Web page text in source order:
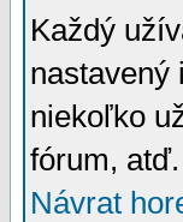
Každý
nastavený
niekoľko
fórum, atď.
Návrat